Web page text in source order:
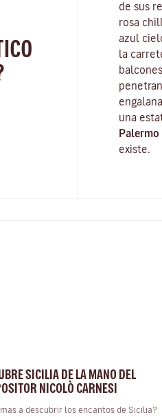
de sus
rosa
azul
la
una
Palermo
existe.
SICILIA DE LA MANO DEL
NICOLÒ CARNESI
a descubrir los encantos de Sicilia?